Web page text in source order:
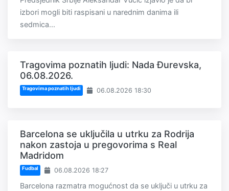
izbori mogli biti raspisani u narednim danima ili
sedmica...
Tragovima poznatih ljudi: Nada Đurevska,
06.08.2026.
Tragovima poznatih ljudi 06.08.2026 18:30
Barcelona se uključila u utrku za Rodrija
nakon zastoja u pregovorima s Real
Madridom
Fudbal 06.08.2026 18:27
Barcelona razmatra mogućnost da se uključi u utrku za